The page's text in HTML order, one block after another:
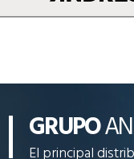
GRUPO
El principal